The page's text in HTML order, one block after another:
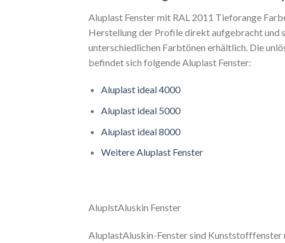
Aluplast Fenster mit RAL 2011 Tieforange
Herstellung der Profile direkt aufgebracht und
unterschiedlichen Farbtönen erhältlich. Die
befindet sich folgende Aluplast Fenster:
Aluplast ideal 4000
Aluplast ideal 5000
Aluplast ideal 8000
Weitere Aluplast Fenster
AluplstAluskin Fenster
AluplastAluskin-Fenster sind Kunststofffenster